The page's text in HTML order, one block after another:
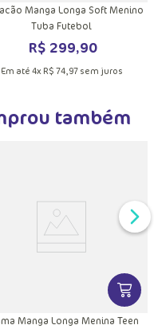
Manga Longa Soft Menino
Tuba Futebol
R$ 299,90
Em até 4x R$ 74,97sem juros
também
DOVER
Manga Longa Menina Teen